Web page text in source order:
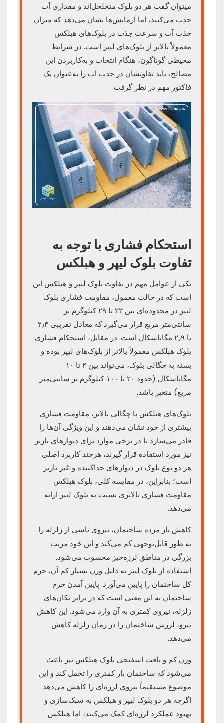
میتوان گفت هر دو بلوک متخلخل‌اند و مقداری آب
جذب می‌کنند، اما آزمایش‌ها نشان می‌دهد که میزان
جذب آب و سرعت جذب در بلوک‌های هبلکس
معمولاً بالاتر از بلوک‌های لیپر است. در شرایط
محیطی گوناگون، هنگام انتخاب و به‌کاربردن این
مصالح، باید تفاوتشان در جذب آب را به‌عنوان یک
فاکتور مهم در نظر گرفت.
استحکام فشاری با توجه به
تفاوت بلوک لیپر و هبلکس
یکی از عوامل مهم در تفاوت بلوک لیپر و هبلکس این
است که در حالت معمول، مقاومت فشاری بلوک
لیپر در محدوده‌ای بین ۲۳ تا ۲۹ کیلوگرم بر
سانتی‌متر مربع قرار می‌گیرد که معادل تقریبی ۲٫۳
تا ۲٫۹ مگاپاسکال است. در مقابل، استحکام فشاری
بلوک هبلکس معمولاً بالاتر از بلوک‌های لیپر بوده و
بسته به چگالی بلوک، می‌تواند بین ۲ تا ۱۰
مگاپاسکال (حدود ۲۰ تا ۱۰۰ کیلوگرم بر سانتی‌متر
مربع) متغیر باشد.
بلوک‌های هبلکس با چگالی بالاتر، مقاومت فشاری
بیشتری از خود نشان می‌دهند و این ویژگی آن‌ها را
قادر می‌سازد تا در برخی موارد برای دیوارهای باربر
نیز مورد استفاده قرار گیرند، هرچند کاربرد اصلی
هر دو نوع بلوک در دیوارهای جداکننده و غیر باربر
است؛ بنابراین، در مقایسه کلی، بلوک هبلکس
مقاومت فشاری بالاتری نسبت به بلوک لیپر ارائه
می‌دهد.
کاهش بار مرده ساختمان، نیروی ناشی از زلزله را
به طور قابل‌توجهی کم می‌کند و این خود مزیت
بزرگی در مناطق لرزه‌خیز محسوب می‌شود.
استفاده از بلوک لیپر به دلیل وزن بسیار کم آن، جرم
کل ساختمان را پایین می‌آورد. پایین آمدن جرم
ساختمان به این معنی است که در برابر تکان‌های
زلزله، نیروی کمتری به آن وارد می‌شود. این کاهش
نیرو، لرزش ساختمان را در زمان زلزله کاهش
می‌دهد.
وزن کم و بافت اسفنجی بلوک هبلکس نیز باعث
می‌شود که ساختمان بار کمتری را تحمل کند و این
موضوع مستقیماً نیروی لرزه‌ای را کاهش می‌دهد.
اگرچه هر دو بلوک لیپر و هبلکس به سبک‌سازی و
بهبود عملکرد لرزه‌ای کمک می‌کنند، اما هبلکس